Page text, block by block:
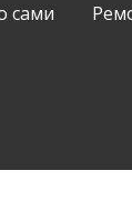
сами